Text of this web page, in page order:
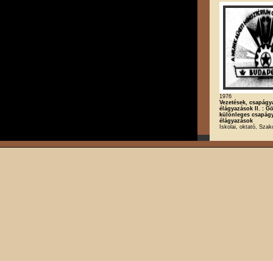
1976
Vezetések,
élágyazások II. :
különleges
élágyazások
Iskolai, oktató,